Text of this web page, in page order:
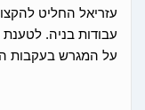
עזריאל החליט
עבודות בניה. לטענת
על המגרש בעקבות